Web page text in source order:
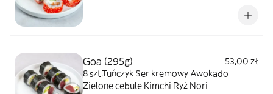
Goa (295g)
53,00 zł
8 szt.Tuńczyk Ser kremowy Awokado
Zielone cebule Kimchi Ryż Nori